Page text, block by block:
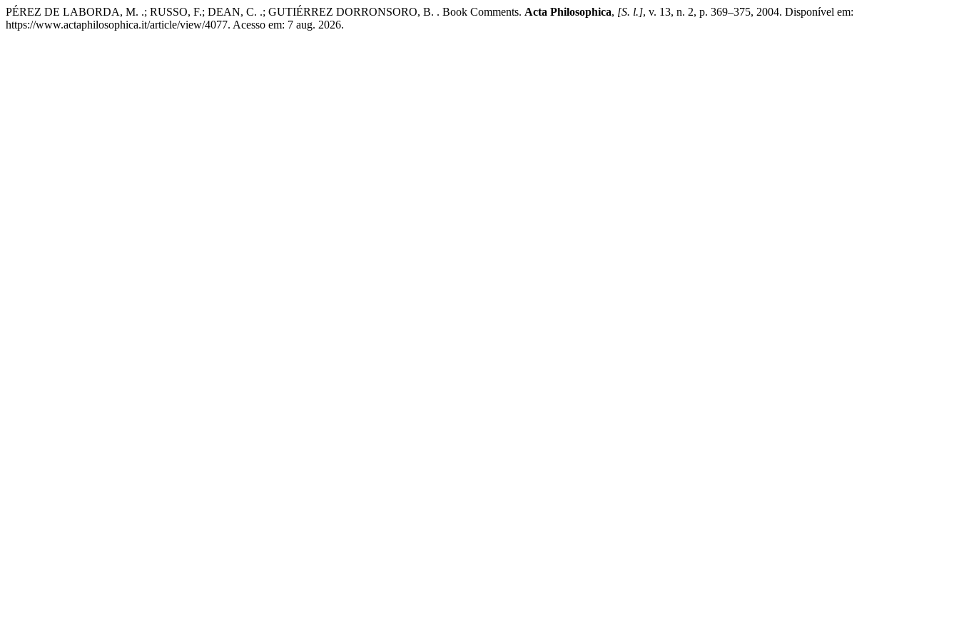
PÉREZ DE LABORDA, M. .; RUSSO, F.; DEAN, C. .; GUTIÉRREZ DORRONSORO, B. . Book Comments. Acta Philosophica, [S. l.], v. 13, n. 2, p. 369–375, 2004. Disponível em:
https://www.actaphilosophica.it/article/view/4077. Acesso em: 7 aug. 2026.